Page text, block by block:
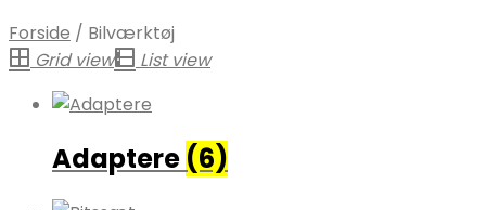
Forside / Bilværktøj
Grid view
List view
Adaptere (6)